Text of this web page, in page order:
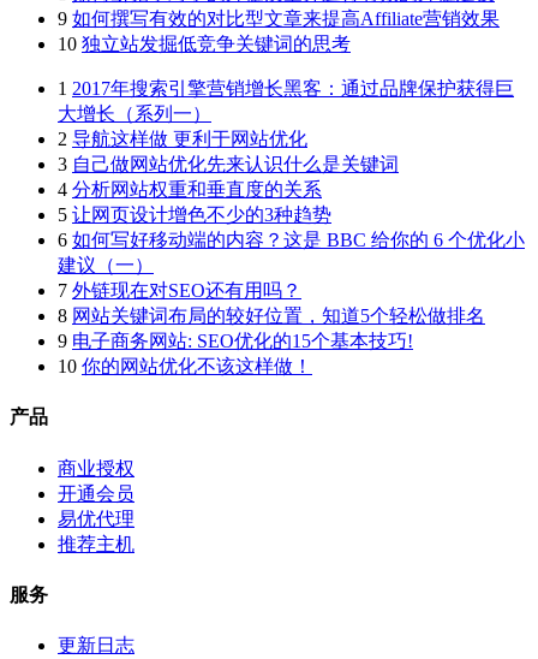
9 如何撰写有效的对比型文章来提高Affiliate营销效果
10 独立站发掘低竞争关键词的思考
1 2017年搜索引擎营销增长黑客：通过品牌保护获得巨
大增长（系列一）
2 导航这样做 更利于网站优化
3 自己做网站优化先来认识什么是关键词
4 分析网站权重和垂直度的关系
5 让网页设计增色不少的3种趋势
6 如何写好移动端的内容？这是 BBC 给你的 6 个优化小
建议（一）
7 外链现在对SEO还有用吗？
8 网站关键词布局的较好位置，知道5个轻松做排名
9 电子商务网站: SEO优化的15个基本技巧!
10 你的网站优化不该这样做！
产品
商业授权
开通会员
易优代理
推荐主机
服务
更新日志